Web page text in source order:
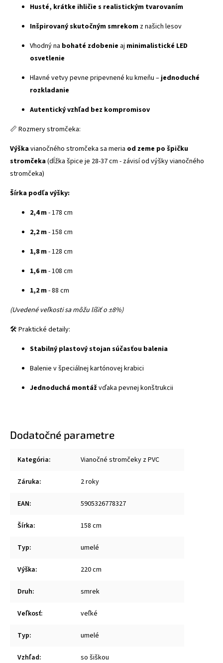
Husté, krátke ihličie s realistickým tvarovaním
Inšpirovaný skutočným smrekom z našich lesov
Vhodný na bohaté zdobenie aj minimalistické LED
osvetlenie
Hlavné vetvy pevne pripevnené ku kmeňu – jednoduché
rozkladanie
Autentický vzhľad bez kompromisov
📏 Rozmery stromčeka:
Výškavianočného stromčeka sa meria od zeme po špičku
stromčeka(dĺžka špice je 28-37 cm - závisí od výšky vianočného
stromčeka)
Šírka podľa výšky:
2,4 m- 178 cm
2,2 m- 158 cm
1,8 m- 128 cm
1,6 m- 108 cm
1,2 m- 88 cm
(Uvedené veľkosti sa môžu líšiť o ±8%)
🛠️ Praktické detaily:
Stabilný plastový stojan súčasťou balenia
Balenie v špeciálnej kartónovej krabici
Jednoduchá montáž vďaka pevnej konštrukcii
Dodatočné parametre
Kategória: Vianočné stromčeky z PVC
Záruka: 2 roky
EAN: 5905326778327
Šírka: 158 cm
Typ: umelé
Výška: 220 cm
Druh: smrek
Veľkosť: veľké
Typ: umelé
Vzhľad: so šiškou